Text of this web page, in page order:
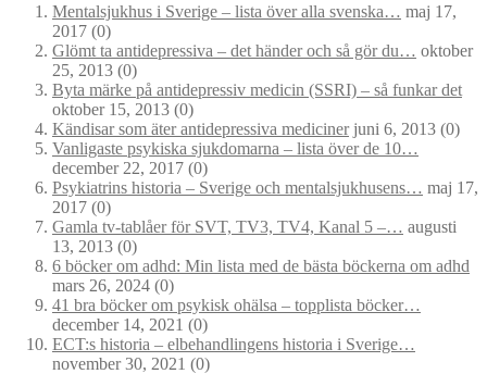
Mentalsjukhus i Sverige – lista över alla svenska… maj 17,
2017 (0)
Glömt ta antidepressiva – det händer och så gör du… oktober
25, 2013 (0)
Byta märke på antidepressiv medicin (SSRI) – så funkar det
oktober 15, 2013 (0)
Kändisar som äter antidepressiva medicinerjuni 6, 2013 (0)
Vanligaste psykiska sjukdomarna – lista över de 10…
december 22, 2017 (0)
Psykiatrins historia – Sverige och mentalsjukhusens… maj 17,
2017 (0)
Gamla tv-tablåer för SVT, TV3, TV4, Kanal 5 –… augusti
13, 2013 (0)
6 böcker om adhd: Min lista med de bästa böckerna om adhd
mars 26, 2024 (0)
41 bra böcker om psykisk ohälsa – topplista böcker…
december 14, 2021 (0)
ECT:s historia – elbehandlingens historia i Sverige…
november 30, 2021 (0)